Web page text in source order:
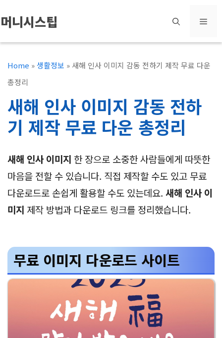
텐
츠
머니시스팁 메
Home »생활정보 » 새해 인사 이미지 감동 전하기 제작 무료 다운
총정리
새해 인사 이미지 감동 전하
기 제작 무료 다운 총정리
새해 인사 이미지 한 장으로 소중한 사람들에게 따뜻한
마음을 전할 수 있습니다. 직접 제작할 수도 있고 무료
다운로드로 손쉽게 활용할 수도 있는데요. 새해 인사 이
미지 제작 방법과 다운로드 링크를 정리했습니다.
무료 이미지 다운로드 사이트